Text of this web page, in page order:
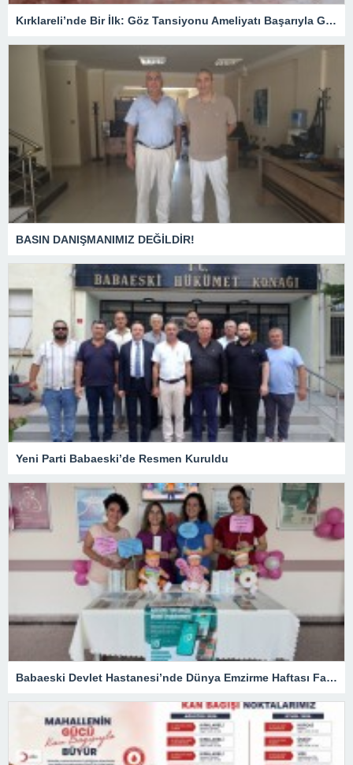
Kırklareli’nde Bir İlk: Göz Tansiyonu Ameliyatı Başarıyla Gerçekleştirildi
BASIN DANIŞMANIMIZ DEĞİLDİR!
Yeni Parti Babaeski’de Resmen Kuruldu
Babaeski Devlet Hastanesi’nde Dünya Emzirme Haftası Farkındalığı